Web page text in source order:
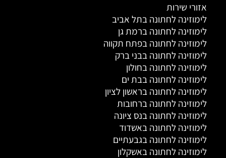
אזורי שירות
לימוזינה לחתונה בתל אביב
לימוזינה לחתונה ברמת גן
לימוזינה לחתונה בפתח תקווה
לימוזינה לחתונה בבני ברק
לימוזינה לחתונה בחולון
לימוזינה לחתונה בבת ים
לימוזינה לחתונה בראשון לציון
לימוזינה לחתונה ברחובות
לימוזינה לחתונה בנס ציונה
לימוזינה לחתונה באשדוד
לימוזינה לחתונה בגבעתיים
לימוזינה לחתונה באשקלון